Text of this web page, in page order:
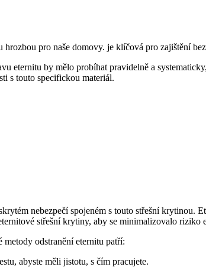
pro naše domovy. je klíčová pro zajištění
eternitu by mělo probíhat pravidelně a
s touto specifickou materiál.
nebezpečí spojeném s touto střešní krytinou.
střešní krytiny, aby se minimalizovalo riziko
odstranění eternitu patří:
abyste měli jistotu, s čím pracujete.